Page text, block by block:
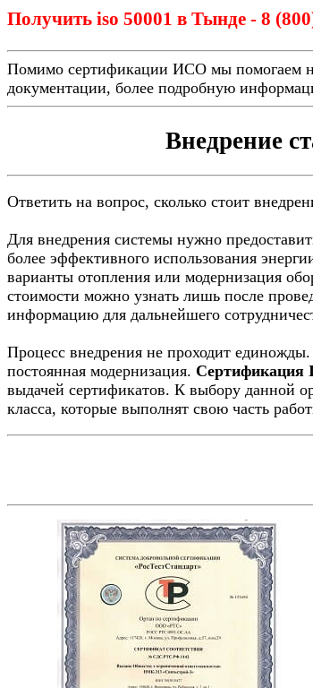
Получить iso 50001 в Тынде - 8
Помимо сертификации ИСО мы помогаем
документации, более подробную
Внедрение
Ответить на вопрос, сколько стоит
Для внедрения системы нужно
более эффективного использования
варианты отопления или модернизация
стоимости можно узнать лишь после
информацию для дальнейшего
Процесс внедрения не проходит
постоянная модернизация. Сертификация
выдачей сертификатов. К выбору данной
класса, которые выполнят свою часть